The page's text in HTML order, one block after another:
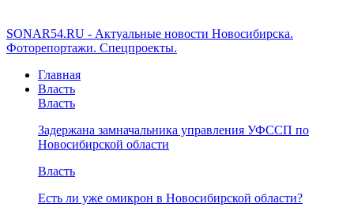
SONAR54.RU - Актуальные новости Новосибирска.
Фоторепортажи. Спецпроекты.
Главная
Власть
Власть
Задержана замначальника управления УФССП по
Новосибирской области
Власть
Есть ли уже омикрон в Новосибирской области?